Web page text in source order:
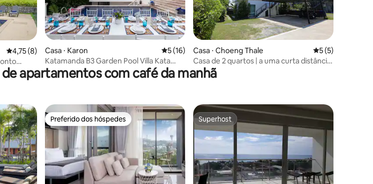
4,75 de uma avaliação média de 5, 8 avaliações
4,75 (8)
Casa ⋅ Karon 5 de uma avaliação média de 5, 16 avaliações
5 (16)
Katamanda B3 Garden Pool Villa Kata
Beach
Casa ⋅ Choeng Thale 5 de uma
5 (5)
Casa de 2 quartos | a uma curta distância
da praia e do Muay Thai
apartamentos com café da manhã
Preferido dos hóspedes
Preferido dos hóspedes Superhost
Superhost